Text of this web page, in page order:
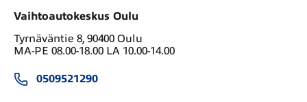
Vaihtoautokeskus Oulu
Tyrnäväntie 8, 90400 Oulu
MA-PE 08.00-18.00 LA 10.00-14.00
0509521290